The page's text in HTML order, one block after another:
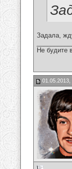
Задала,
Не будите
01.05.2013,